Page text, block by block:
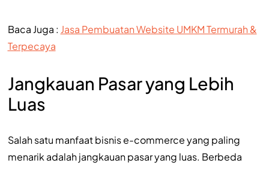
Baca Juga : Jasa Pembuatan Website UMKM Termurah &
Terpecaya
Jangkauan Pasar yang Lebih
Luas
Salah satu manfaat bisnis e-commerce yang paling
menarik adalah jangkauan pasar yang luas. Berbeda